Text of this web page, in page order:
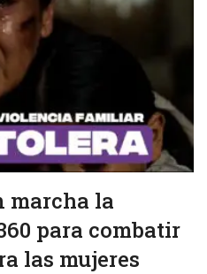
marcha la
para combatir
las mujeres